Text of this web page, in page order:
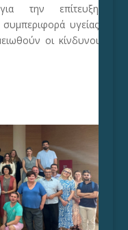
την επίτευξη
υγείας
οι κίνδυνοι